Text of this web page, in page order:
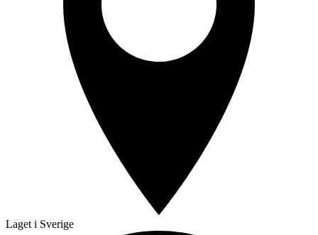
Laget i Sverige